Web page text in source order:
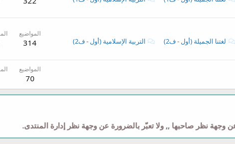
لغتنا الجميلة (أول - ف2)
التربية الإسلامية (أول - ف2)
المواضيع
314
المواضيع
70
وجهة نظر صاحبها ,, ولا تعبّر بالضرورة عن وجهة نظر إدارة المنتدى.